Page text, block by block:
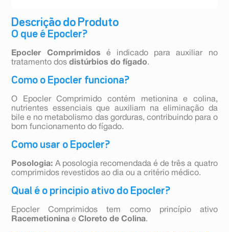
Descrição do Produto
O que é Epocler?
Epocler Comprimidos é indicado para auxiliar no
tratamento dosdistúrbios do fígado.
Como o Epocler funciona?
O Epocler Comprimido contém metionina e colina,
nutrientes essenciais que auxiliam na eliminação da
bile e no metabolismo das gorduras, contribuindo para o
bom funcionamento do fígado.
Como usar o Epocler?
Posologia: A posologia recomendada é de três a quatro
comprimidos revestidos ao dia ou a critério médico.
Qual é o principio ativo do Epocler?
Epocler Comprimidos tem como princípio ativo
Racemetionina eCloreto de Colina.